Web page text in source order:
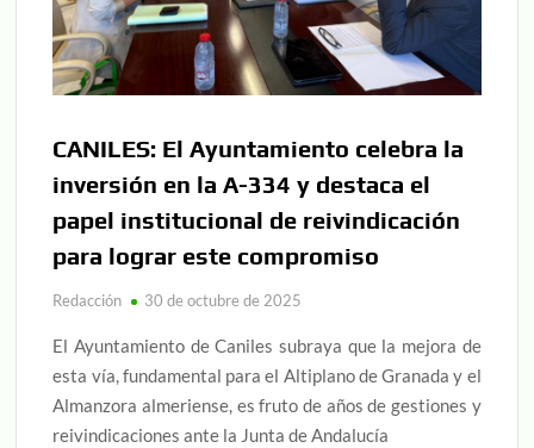
CANILES: El Ayuntamiento celebra la
inversión en la A-334 y destaca el
papel institucional de reivindicación
para lograr este compromiso
Redacción 30 de octubre de 2025
El Ayuntamiento de Caniles subraya que la mejora de
esta vía, fundamental para el Altiplano de Granada y el
Almanzora almeriense, es fruto de años de gestiones y
reivindicaciones ante la Junta de Andalucía